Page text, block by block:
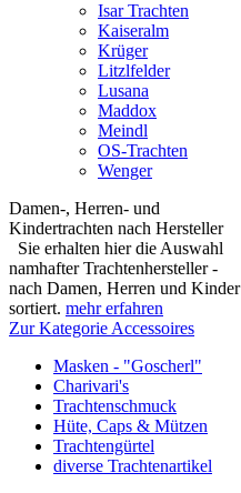
Isar Trachten
Kaiseralm
Krüger
Litzlfelder
Lusana
Maddox
Meindl
OS-Trachten
Wenger
Damen-, Herren- und
Kindertrachten nach Hersteller
Sie erhalten hier die Auswahl
namhafter Trachtenhersteller -
nach Damen, Herren und Kinder
sortiert. mehr erfahren
Zur Kategorie Accessoires
Masken - "Goscherl"
Charivari's
Trachtenschmuck
Hüte, Caps & Mützen
Trachtengürtel
diverse Trachtenartikel